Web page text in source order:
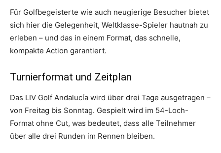
Für Golfbegeisterte wie auch neugierige Besucher bietet
sich hier die Gelegenheit, Weltklasse-Spieler hautnah zu
erleben – und das in einem Format, das schnelle,
kompakte Action garantiert.
Turnierformat und Zeitplan
Das LIV Golf Andalucía wird über drei Tage ausgetragen –
von Freitag bis Sonntag. Gespielt wird im 54-Loch-
Format ohne Cut, was bedeutet, dass alle Teilnehmer
über alle drei Runden im Rennen bleiben.